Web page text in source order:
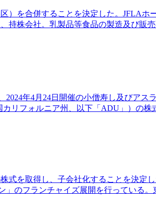
）を合併することを決定した。JFLAホ
株会社。乳製品等食品の製造及び販
年4月24日開催の小僧寿し及びアス
リフォルニア州、以下「ADU」）の
式を取得し、子会社化することを決定
のフランチャイズ展開を行っている